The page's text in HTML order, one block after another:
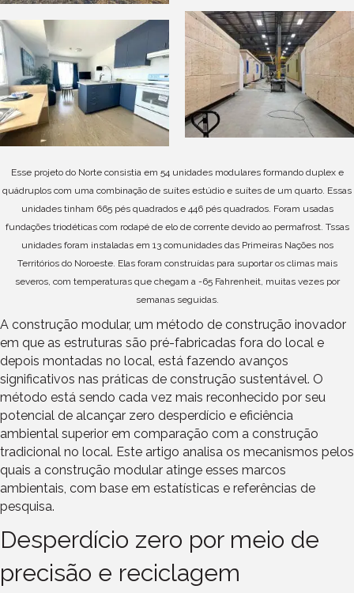
Esse projeto do Norte consistia em 54 unidades modulares formando duplex e
quádruplos com uma combinação de suítes estúdio e suítes de um quarto. Essas
unidades tinham 665 pés quadrados e 446 pés quadrados. Foram usadas
fundações triodéticas com rodapé de elo de corrente devido ao permafrost. Tssas
unidades foram instaladas em 13 comunidades das Primeiras Nações nos
Territórios do Noroeste. Elas foram construídas para suportar os climas mais
severos, com temperaturas que chegam a -65 Fahrenheit, muitas vezes por
semanas seguidas.
A construção modular, um método de construção inovador
em que as estruturas são pré-fabricadas fora do local e
depois montadas no local, está fazendo avanços
significativos nas práticas de construção sustentável. O
método está sendo cada vez mais reconhecido por seu
potencial de alcançar zero desperdício e eficiência
ambiental superior em comparação com a construção
tradicional no local. Este artigo analisa os mecanismos pelos
quais a construção modular atinge esses marcos
ambientais, com base em estatísticas e referências de
pesquisa.
Desperdício zero por meio de
precisão e reciclagem